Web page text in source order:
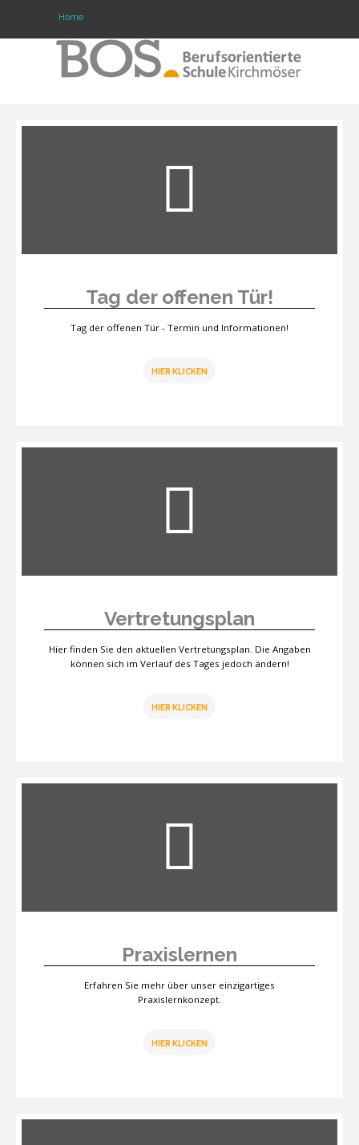
Warning: "continue" targeting switch is equivalent
Home
Tag der offenen Tür!
Tag der offenen Tür - Termin und Informationen!
HIER KLICKEN
Vertretungsplan
Hier finden Sie den aktuellen Vertretungsplan. Die Angaben
können sich im Verlauf des Tages jedoch ändern!
HIER KLICKEN
Praxislernen
Erfahren Sie mehr über unser einzigartiges
Praxislernkonzept.
HIER KLICKEN